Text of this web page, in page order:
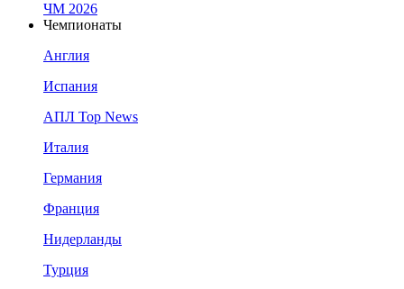
ЧМ 2026
Чемпионаты
Англия
Испания
АПЛ Top News
Италия
Германия
Франция
Нидерланды
Турция